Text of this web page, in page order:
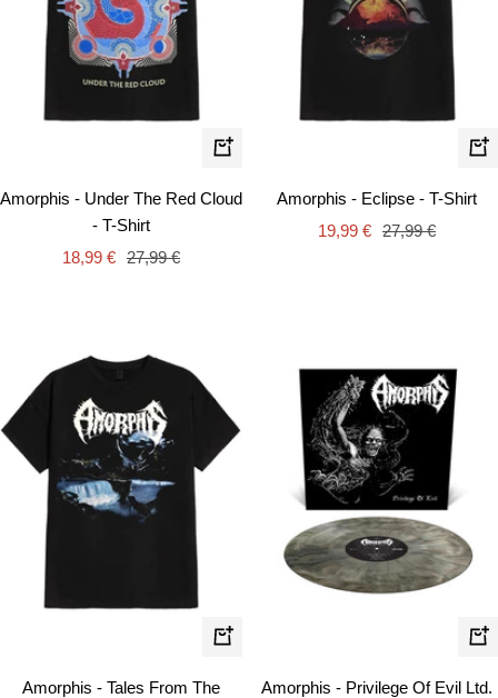
Schnellansicht
Amorphis - Under The Red Cloud
- T-Shirt
Angebotspreis
18,99 € Regulärer
27,99 €
Amorphis - Eclipse - T-Shirt
Angebotspreis
19,99 € Regulärer
27,99 €
Schnellansicht
Amorphis - Tales From The
In
Amorphis - Privilege Of Evil Ltd.